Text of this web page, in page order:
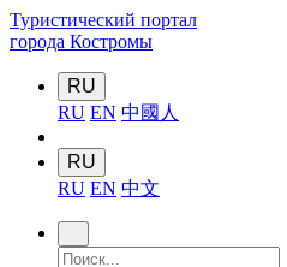
Туристический портал
города Костромы
RU
RU EN 中國人
RU
RU EN 中文